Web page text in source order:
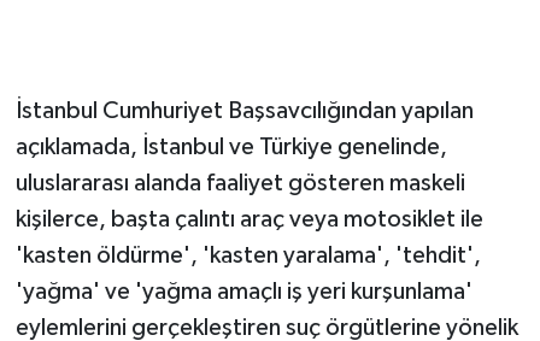
İstanbul Cumhuriyet Başsavcılığından yapılan
açıklamada, İstanbul ve Türkiye genelinde,
uluslararası alanda faaliyet gösteren maskeli
kişilerce, başta çalıntı araç veya motosiklet ile
'kasten öldürme', 'kasten yaralama', 'tehdit',
'yağma' ve 'yağma amaçlı iş yeri kurşunlama'
eylemlerini gerçekleştiren suç örgütlerine yönelik